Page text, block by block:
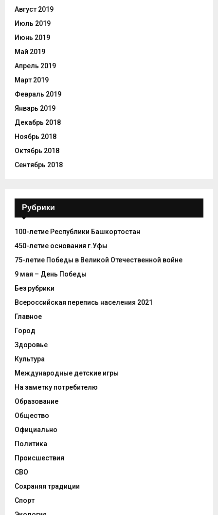
Август 2019
Июль 2019
Июнь 2019
Май 2019
Апрель 2019
Март 2019
Февраль 2019
Январь 2019
Декабрь 2018
Ноябрь 2018
Октябрь 2018
Сентябрь 2018
Рубрики
100-летие Республики Башкортостан
450-летие основания г.Уфы
75-летие Победы в Великой Отечественной войне
9 мая – День Победы
Без рубрики
Всероссийская перепись населения 2021
Главное
Город
Здоровье
Культура
Международные детские игры
На заметку потребителю
Образование
Общество
Официально
Политика
Происшествия
СВО
Сохраняя традиции
Спорт